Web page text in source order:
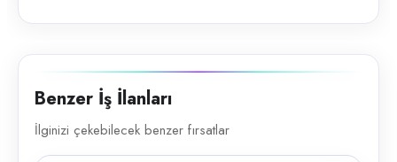
Benzer İş İlanları
İlginizi çekebilecek benzer fırsatlar